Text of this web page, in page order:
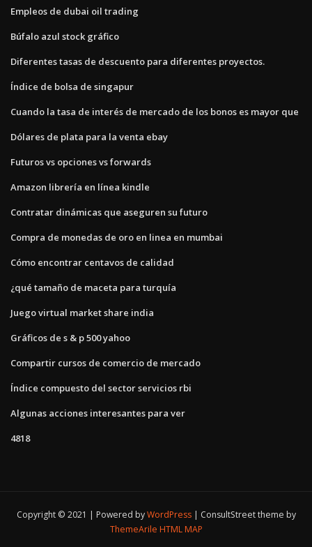
Empleos de dubai oil trading
Búfalo azul stock gráfico
Diferentes tasas de descuento para diferentes proyectos.
Índice de bolsa de singapur
Cuando la tasa de interés de mercado de los bonos es mayor que
Dólares de plata para la venta ebay
Futuros vs opciones vs forwards
Amazon librería en línea kindle
Contratar dinámicas que aseguren su futuro
Compra de monedas de oro en linea en mumbai
Cómo encontrar centavos de calidad
¿qué tamaño de maceta para turquía
Juego virtual market share india
Gráficos de s & p 500 yahoo
Compartir cursos de comercio de mercado
Índice compuesto del sector servicios rbi
Algunas acciones interesantes para ver
4818
Copyright © 2021 | Powered byWordPress
ConsultStreet theme by
ThemeArile HTML MAP